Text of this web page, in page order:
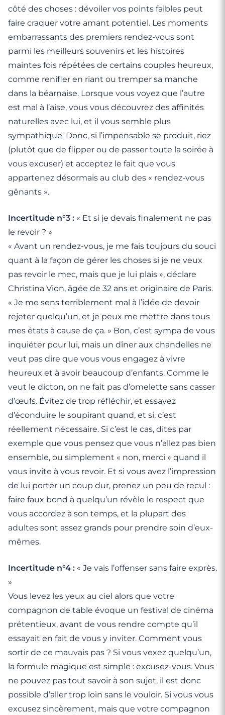
côté des choses : dévoiler vos points faibles peut
faire craquer votre amant potentiel. Les moments
embarrassants des premiers rendez-vous sont
parmi les meilleurs souvenirs et les histoires
maintes fois répétées de certains couples heureux,
comme renifler en riant ou tremper sa manche
dans la béarnaise. Lorsque vous voyez que l’autre
est mal à l’aise, vous vous découvrez des affinités
naturelles avec lui, et il vous semble plus
sympathique. Donc, si l’impensable se produit, riez
(plutôt que de flipper ou de passer toute la soirée à
vous excuser) et acceptez le fait que vous
appartenez désormais au club des « rendez-vous
gênants ».
Incertitude n°3 : « Et si je devais finalement ne pas
le revoir ? »
« Avant un rendez-vous, je me fais toujours du souci
quant à la façon de gérer les choses si je ne veux
pas revoir le mec, mais que je lui plais », déclare
Christina Vion, âgée de 32 ans et originaire de Paris.
« Je me sens terriblement mal à l’idée de devoir
rejeter quelqu’un, et je peux me mettre dans tous
mes états à cause de ça. » Bon, c’est sympa de vous
inquiéter pour lui, mais un dîner aux chandelles ne
veut pas dire que vous vous engagez à vivre
heureux et à avoir beaucoup d’enfants. Comme le
veut le dicton, on ne fait pas d’omelette sans casser
d’œufs. Évitez de trop réfléchir, et essayez
d’éconduire le soupirant quand, et si, c’est
réellement nécessaire. Si c’est le cas, dites par
exemple que vous pensez que vous n’allez pas bien
ensemble, ou simplement « non, merci » quand il
vous invite à vous revoir. Et si vous avez l’impression
de lui porter un coup dur, prenez un peu de recul :
faire faux bond à quelqu’un révèle le respect que
vous accordez à son temps, et la plupart des
adultes sont assez grands pour prendre soin d’eux-
mêmes.
Incertitude n°4 : « Je vais l’offenser sans faire exprès.
»
Vous levez les yeux au ciel alors que votre
compagnon de table évoque un festival de cinéma
prétentieux, avant de vous rendre compte qu’il
essayait en fait de vous y inviter. Comment vous
sortir de ce mauvais pas ? Si vous vexez quelqu’un,
la formule magique est simple : excusez-vous. Vous
ne pouvez pas tout savoir à son sujet, il est donc
possible d’aller trop loin sans le vouloir. Si vous vous
excusez sincèrement, mais que votre compagnon